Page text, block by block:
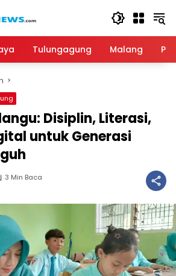
Tulungagung Malang
Disiplin, Literasi,
untuk Generasi
3 Min Baca